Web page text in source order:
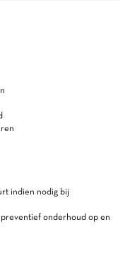
indien nodig bij
onderhoud op en